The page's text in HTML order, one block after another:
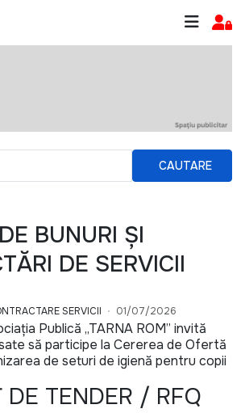
CAUTARE
BUNURI ȘI
DE SERVICII
SERVICII 01/07/2026
Publică „TARNA ROM” invită
să participe la Cererea de Ofertă
de seturi de igienă pentru copii
DE TENDER / RFQ